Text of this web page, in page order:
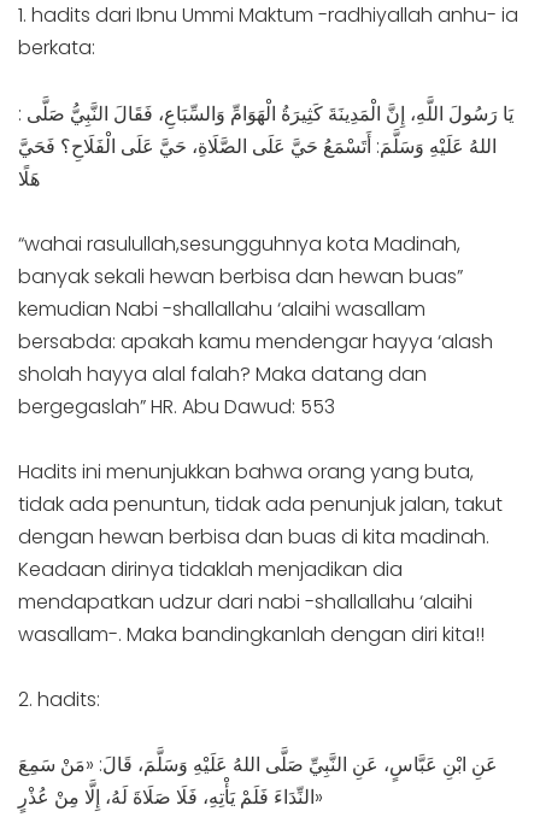
1. hadits dari Ibnu Ummi Maktum -radhiyallah anhu- ia
berkata:
: يَا رَسُولَ اللَّهِ، إِنَّ الْمَدِينَةَ كَثِيرَةُ الْهَوَامِّ وَالسِّبَاعِ، فَقَالَ النَّبِيُّ صَلَّى
اللهُ عَلَيْهِ وَسَلَّمَ: أَتَسْمَعُ حَيَّ عَلَى الصَّلَاةِ، حَيَّ عَلَى الْفَلَاحِ؟ فَحَيَّ
هَلًا
“wahai rasulullah,sesungguhnya kota Madinah,
banyak sekali hewan berbisa dan hewan buas”
kemudian Nabi -shallallahu ‘alaihi wasallam
bersabda: apakah kamu mendengar hayya ‘alash
sholah hayya alal falah? Maka datang dan
bergegaslah” HR. Abu Dawud: 553
Hadits ini menunjukkan bahwa orang yang buta,
tidak ada penuntun, tidak ada penunjuk jalan, takut
dengan hewan berbisa dan buas di kita madinah.
Keadaan dirinya tidaklah menjadikan dia
mendapatkan udzur dari nabi -shallallahu ‘alaihi
wasallam-. Maka bandingkanlah dengan diri kita!!
2. hadits:
عَنِ ابْنِ عَبَّاسٍ، عَنِ النَّبِيِّ صَلَّى اللهُ عَلَيْهِ وَسَلَّمَ، قَالَ: «مَنْ سَمِعَ
النِّدَاءَ فَلَمْ يَأْتِهِ، فَلَا صَلَاةَ لَهُ، إِلَّا مِنْ عُذْرٍ»